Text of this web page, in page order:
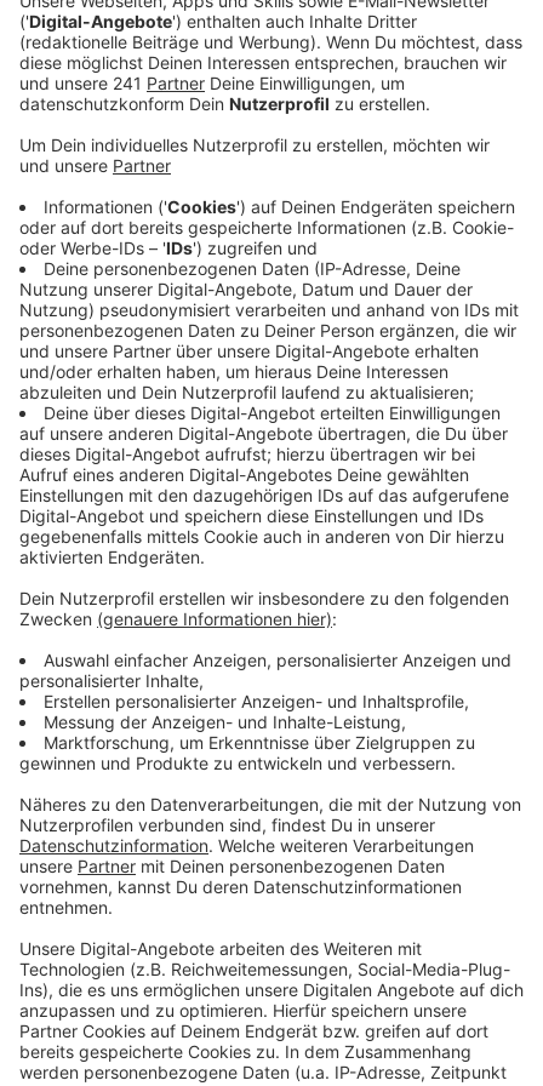
Veröffentlicht:Dienstag, 01.04.2025 11:38
Anzeige
Konkret geht es um die Einrichtung einer 30er-Zone
zwischen derEifelstraße und dem Abknick
Stephanusstraße. Derzeit gilt dort Tempolimit 50.
Bereits im Dezember vergangenen Jahres haben die
Mitglieder des Fördervereins eine Verkehrsberuhigung
gefordert. Laut dem Vorsitzenden haben die
Zuständigen der Stadt die Anliegen erkannt und
bestätigt. Unmittelbar in der Stephanusstraße wird
aktuell deswegen über eine Lösung in Form einer
Fußgänger-Insel nachgedacht. Ein richtiges
Sicherheits-Konzept soll dann in den Sommerferien
von den Zuständigen vorgestellt werden.
Anzeige
Mehr News aus Leverkusen
Anzeige
Große Auszeichnung für Leverkusener Lehrer
Oberbürgermeister schreibt Brief zu
Koalitionsverhandlungen
Anzeige